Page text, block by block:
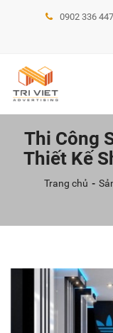
0902 336 447
Thi Công
Thiết Kế
Trang chủ